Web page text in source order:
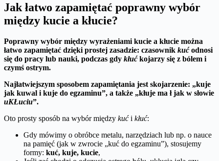
Jak łatwo zapamiętać poprawny wybór
między kucie a kłucie?
Poprawny wybór między wyrażeniami kucie a kłucie można
łatwo zapamiętać dzięki prostej zasadzie: czasownik kućodnosi
się do pracy lub nauki, podczas gdy kłućkojarzy się z bólem i
czymś ostrym.
Najłatwiejszym sposobem zapamiętania jest skojarzenie: „kuje
jak kuwal i kuje do egzaminu”, a także „kłuje ma łjak w słowie
uKŁuciu”.
Oto prosty sposób na wybór między kući kłuć:
Gdy mówimy o obróbce metalu, narzędziach lub np. o nauce
na pamięć (jak w zwrocie „kuć do egzaminu”), stosujemy
formy: kuć, kuje, kucie,